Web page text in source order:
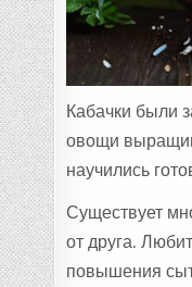
Кабачки были
овощи
научились
Существует
от друга.
повышения